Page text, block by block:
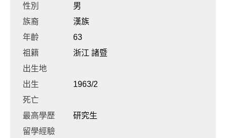
性別
男
族裔
漢族
年齡
63
祖籍
浙江 諸暨
出生地
出生
1963/2
死亡
最高學歷
研究生
留學經驗